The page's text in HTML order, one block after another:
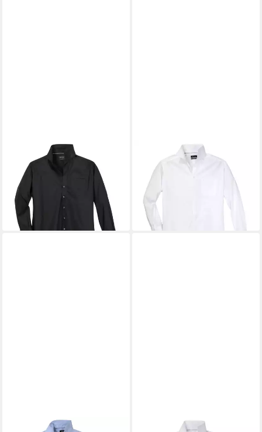
Langarmhemd Jupiter
Übergrößen Langarmhemd
schwarz bügelleicht
ab 40,95 €
lieferbar - in 3-4 Werktagen bei dir
Langarmhemd Jupiter
Langarmhemd Übergröße
weiß bügelleicht
ab 40,95 €
lieferbar - in 3-4 Werktagen bei dir